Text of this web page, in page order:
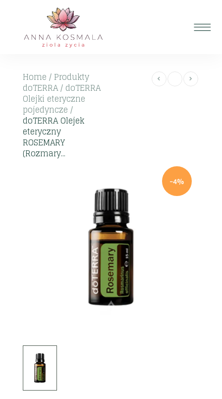
Home / Produkty
doTERRA/ doTERRA
Olejki eteryczne
pojedyncze /
doTERRA Olejek
eteryczny
ROSEMARY
(Rozmary...
-4%